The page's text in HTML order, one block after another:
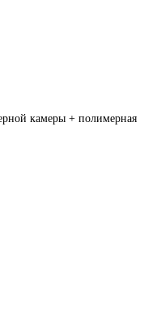
камеры + полимерная